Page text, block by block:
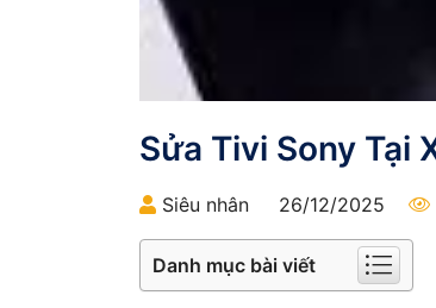
Sửa Tivi Sony Tại
Siêu nhân 26/12/2025
Danh mục bài viết